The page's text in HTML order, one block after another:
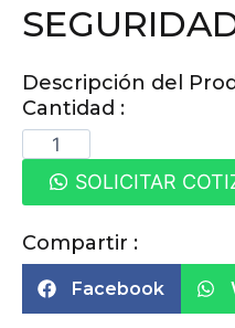
Descripción del
Cantidad :
SOLICITAR
Compartir :
Facebook